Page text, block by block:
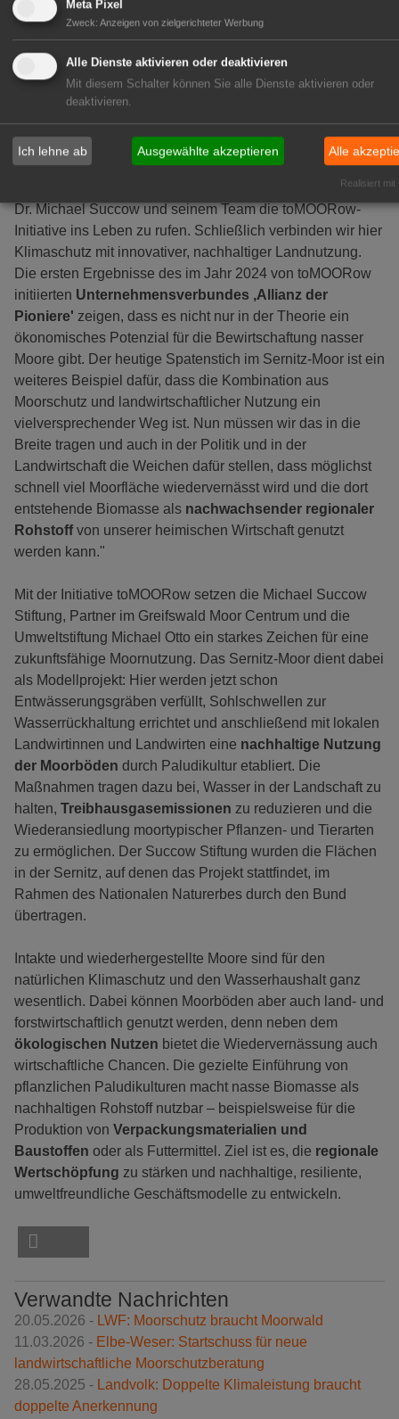
künftig hier umzusetzen. Bei diesem Projekt geht es also
nicht allein um Naturschutz, sondern um unsere
Zukunftsfähigkeit!"
Michael Otto, Vorsitzender des Kuratoriums der
Umweltstiftung Michael Otto und Ehrenvorsitzender
des Aufsichtsrats der Otto Group, hebt hervor: "Es war
mir ein großes persönliches Anliegen, im Jahr 2021 über
die Umweltstiftung Michael Otto und gemeinsam mit Prof.
Dr. Michael Succow und seinem Team die toMOORow-
Initiative ins Leben zu rufen. Schließlich verbinden wir hier
Klimaschutz mit innovativer, nachhaltiger Landnutzung.
Die ersten Ergebnisse des im Jahr 2024 von toMOORow
initiierten Unternehmensverbundes ‚Allianz der
Pioniere' zeigen, dass es nicht nur in der Theorie ein
ökonomisches Potenzial für die Bewirtschaftung nasser
Moore gibt. Der heutige Spatenstich im Sernitz-Moor ist ein
weiteres Beispiel dafür, dass die Kombination aus
Moorschutz und landwirtschaftlicher Nutzung ein
vielversprechender Weg ist. Nun müssen wir das in die
Breite tragen und auch in der Politik und in der
Landwirtschaft die Weichen dafür stellen, dass möglichst
schnell viel Moorfläche wiedervernässt wird und die dort
entstehende Biomasse als nachwachsender regionaler
Rohstoffvon unserer heimischen Wirtschaft genutzt
werden kann."
Mit der Initiative toMOORow setzen die Michael Succow
Stiftung, Partner im Greifswald Moor Centrum und die
Umweltstiftung Michael Otto ein starkes Zeichen für eine
zukunftsfähige Moornutzung. Das Sernitz-Moor dient dabei
als Modellprojekt: Hier werden jetzt schon
Entwässerungsgräben verfüllt, Sohlschwellen zur
Wasserrückhaltung errichtet und anschließend mit lokalen
Landwirtinnen und Landwirten eine nachhaltige Nutzung
der Moorböden durch Paludikultur etabliert. Die
Maßnahmen tragen dazu bei, Wasser in der Landschaft zu
halten, Treibhausgasemissionen zu reduzieren und die
Wiederansiedlung moortypischer Pflanzen- und Tierarten
zu ermöglichen. Der Succow Stiftung wurden die Flächen
in der Sernitz, auf denen das Projekt stattfindet, im
Rahmen des Nationalen Naturerbes durch den Bund
übertragen.
Intakte und wiederhergestellte Moore sind für den
natürlichen Klimaschutz und den Wasserhaushalt ganz
wesentlich. Dabei können Moorböden aber auch land- und
forstwirtschaftlich genutzt werden, denn neben dem
ökologischen Nutzen bietet die Wiedervernässung auch
wirtschaftliche Chancen. Die gezielte Einführung von
pflanzlichen Paludikulturen macht nasse Biomasse als
nachhaltigen Rohstoff nutzbar – beispielsweise für die
Produktion von Verpackungsmaterialien und
Baustoffen oder als Futtermittel. Ziel ist es, die regionale
Wertschöpfung zu stärken und nachhaltige, resiliente,
umweltfreundliche Geschäftsmodelle zu entwickeln.
Verwandte Nachrichten
20.05.2026 - LWF: Moorschutz braucht Moorwald
11.03.2026 - Elbe-Weser: Startschuss für neue
landwirtschaftliche Moorschutzberatung
28.05.2025 - Landvolk: Doppelte Klimaleistung braucht
doppelte Anerkennung
Meta Pixel
Zweck: Anzeigen von zielgerichteter Werbung
Alle Dienste aktivieren oder deaktivieren
Mit diesem Schalter können Sie alle Dienste aktivieren oder
deaktivieren.
Ich lehne ab Ausgewählte akzeptieren Alle
Realisiert mit